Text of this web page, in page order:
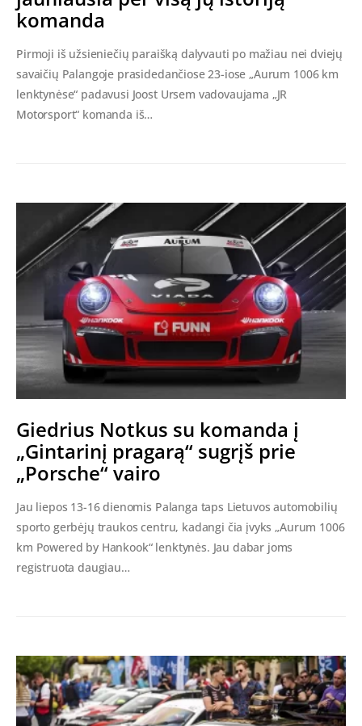
komanda
Pirmoji iš užsieniečių paraišką dalyvauti po mažiau nei dviejų
savaičių Palangoje prasidedančiose 23-iose „Aurum 1006 km
lenktynėse“ padavusi Joost Ursem vadovaujama „JR
Motorsport“ komanda iš…
Giedrius Notkus su komanda į
„Gintarinį pragarą“ sugrįš prie
„Porsche“ vairo
Jau liepos 13-16 dienomis Palanga taps Lietuvos automobilių
sporto gerbėjų traukos centru, kadangi čia įvyks „Aurum 1006
km Powered by Hankook“ lenktynės. Jau dabar joms
registruota daugiau…